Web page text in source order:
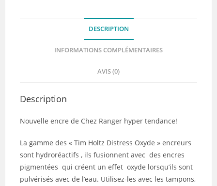
DESCRIPTION
INFORMATIONS COMPLÉMENTAIRES
AVIS (0)
Description
Nouvelle encre de Chez Ranger hyper tendance!
La gamme des « Tim Holtz Distress Oxyde » encreurs
sont hydroréactifs , ils fusionnent avec des encres
pigmentées qui créent un effet oxyde lorsqu’ils sont
pulvérisés avec de l’eau. Utilisez-les avec les tampons,